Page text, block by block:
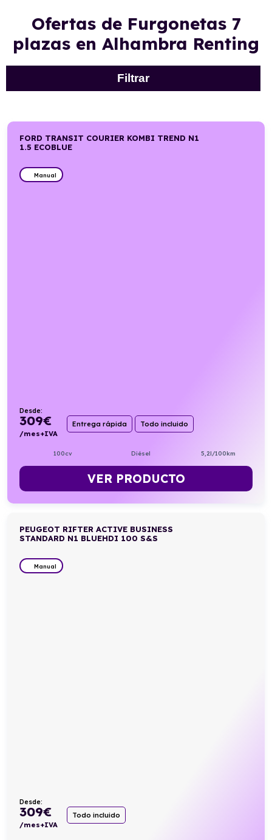
Ofertas de Furgonetas 7
plazas en Alhambra Renting
Filtrar
FORD TRANSIT COURIER KOMBI TREND N1
1.5 ECOBLUE
Manual
Desde:
309€
/mes+IVA
Entrega rápida Todo incluido
100cv Diésel 5,2l/100km
VER PRODUCTO
PEUGEOT RIFTER ACTIVE BUSINESS
STANDARD N1 BLUEHDI 100 S&S
Manual
Desde:
309€
/mes+IVA
Todo incluido